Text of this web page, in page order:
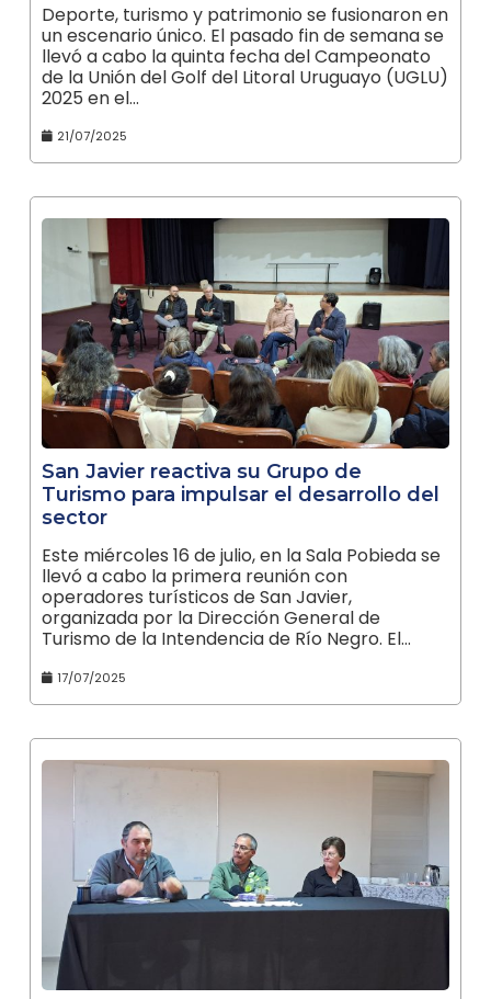
Deporte, turismo y patrimonio se fusionaron en
un escenario único. El pasado fin de semana se
llevó a cabo la quinta fecha del Campeonato
de la Unión del Golf del Litoral Uruguayo (UGLU)
2025 en el…
21/07/2025
San Javier reactiva su Grupo de
Turismo para impulsar el desarrollo del
sector
Este miércoles 16 de julio, en la Sala Pobieda se
llevó a cabo la primera reunión con
operadores turísticos de San Javier,
organizada por la Dirección General de
Turismo de la Intendencia de Río Negro. El…
17/07/2025